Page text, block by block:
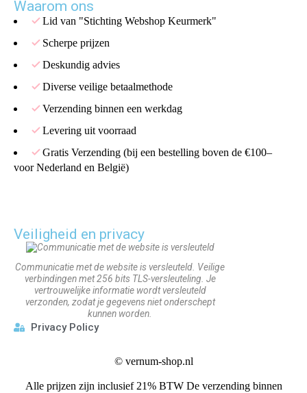
Waarom ons
Lid van "Stichting Webshop Keurmerk"
Scherpe prijzen
Deskundig advies
Diverse veilige betaalmethode
Verzending binnen een werkdag
Levering uit voorraad
Gratis Verzending (bij een bestelling boven de €100–
voor Nederland en België)
Veiligheid en privacy
Communicatie met de website is versleuteld. Veilige
verbindingen met 256 bits TLS-versleuteling. Je
vertrouwelijke informatie wordt versleuteld
verzonden, zodat je gegevens niet onderschept
kunnen worden.
Privacy Policy
© vernum-shop.nl
Alle prijzen zijn inclusief 21% BTW De verzending binnen